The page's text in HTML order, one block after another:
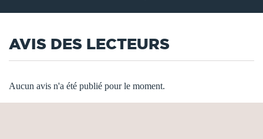
AVIS DES LECTEURS
Aucun avis n'a été publié pour le moment.